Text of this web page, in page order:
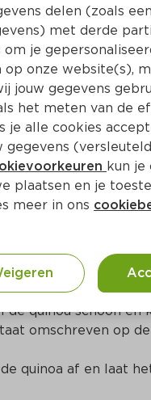
de quinoa schoon
omschreven op
quinoa af en laat
delen (zoals
met derde
je
onze website(s),
jouw gegevens
het meten van de
je alle cookies
gegevens
kun je
plaatsen en je
meer in ons